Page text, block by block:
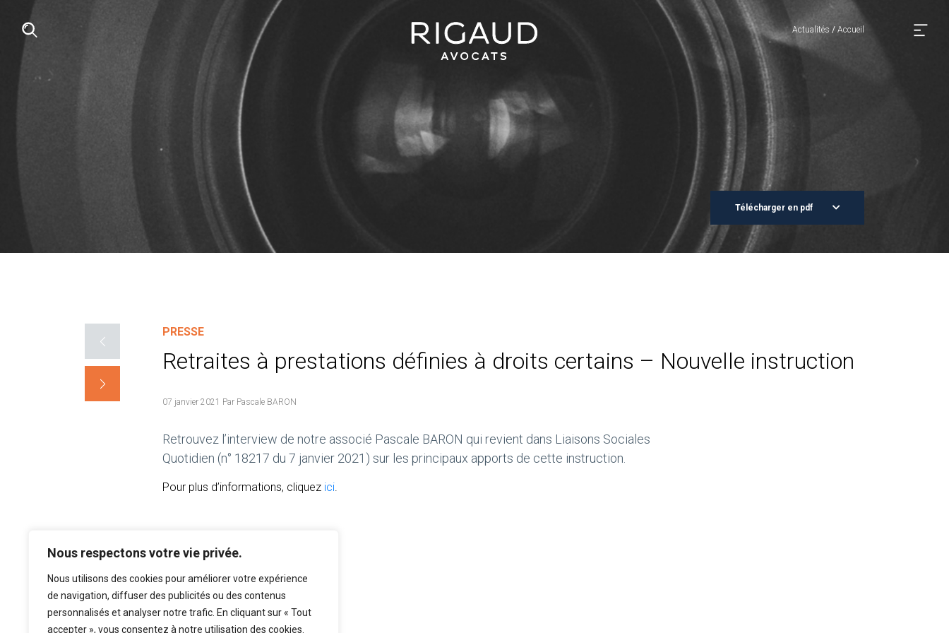
Nous respectons votre vie privée.
Nous utilisons des cookies pour améliorer votre expérience
de navigation, diffuser des publicités ou des contenus
personnalisés et analyser notre trafic. En cliquant sur « Tout
accepter », vous consentez à notre utilisation des cookies.
Actualités / Accueil
Télécharger en pdf
PRESSE
Retraites à prestations définies à droits certains – Nouvelle instruction
07 janvier 2021 Par Pascale BARON
Retrouvez l’interview de notre associé Pascale BARON qui revient dans Liaisons Sociales
Quotidien (n° 18217 du 7 janvier 2021) sur les principaux apports de cette instruction.
Pour plus d’informations, cliquez ici.